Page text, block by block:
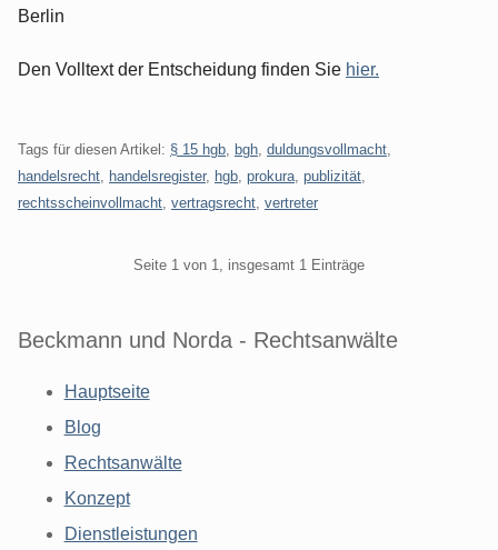
Berlin
Den Volltext der Entscheidung finden Sie hier.
Tags für diesen Artikel: § 15 hgb bgh duldungsvollmacht
handelsrecht
handelsregister, hgb prokura publizität
rechtsscheinvollmacht vertragsrecht vertreter
Seite 1 von 1, insgesamt 1 Einträge
Beckmann und Norda - Rechtsanwälte
Hauptseite
Blog
Rechtsanwälte
Konzept
Dienstleistungen